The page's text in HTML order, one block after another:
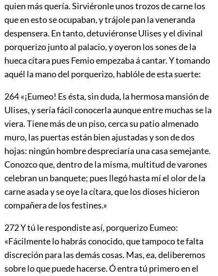
quien más quería. Sirviéronle unos trozos de carne los
que en esto se ocupaban, y trájole pan la veneranda
despensera. En tanto, detuviéronse Ulises y el divinal
porquerizo junto al palacio, y oyeron los sones de la
hueca cítara pues Femio empezaba á cantar. Y tomando
aquél la mano del porquerizo, hablóle de esta suerte:
264«¡Eumeo! Es ésta, sin duda, la hermosa mansión de
Ulises, y sería fácil conocerla aunque entre muchas se la
viera. Tiene más de un piso, cerca su patio almenado
muro, las puertas están bien ajustadas y son de dos
hojas: ningún hombre despreciaría una casa semejante.
Conozco que, dentro de la misma, multitud de varones
celebran un banquete; pues llegó hasta mí el olor de la
carne asada y se oye la cítara, que los dioses hicieron
compañera de los festines.»
272Y tú le respondiste así, porquerizo Eumeo:
«Fácilmente lo habrás conocido, que tampoco te falta
discreción para las demás cosas. Mas, ea, deliberemos
sobre lo que puede hacerse. Ó entra tú primero en el